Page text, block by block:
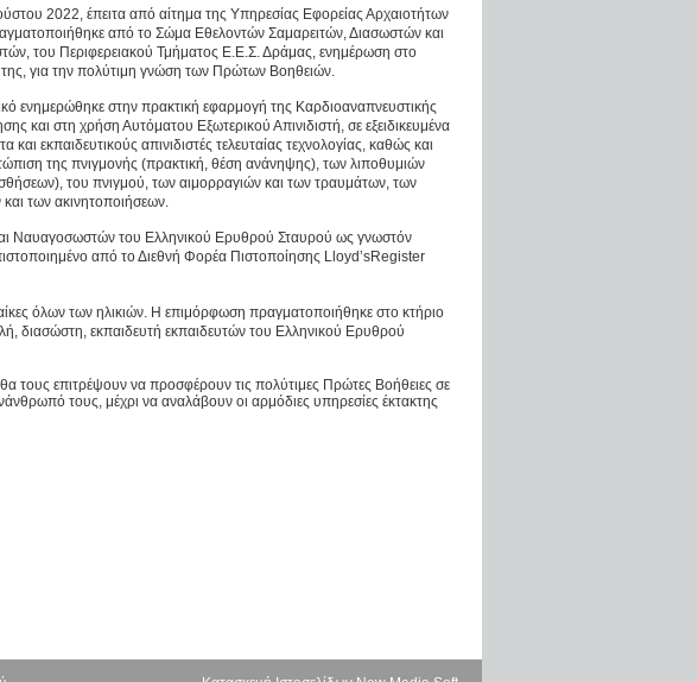
2022, έπειτα από αίτημα της Υπηρεσίας Εφορείας Αρχαιοτήτων
από το Σώμα Εθελοντών Σαμαρειτών, Διασωστών και
του Περιφερειακού Τμήματος Ε.Ε.Σ. Δράμας, ενημέρωση στο
για την πολύτιμη γνώση των Πρώτων Βοηθειών.
ενημερώθηκε στην πρακτική εφαρμογή της Καρδιοαναπνευστικής
και στη χρήση Αυτόματου Εξωτερικού Απινιδιστή, σε εξειδικευμένα
και εκπαιδευτικούς απινιδιστές τελευταίας τεχνολογίας, καθώς και
της πνιγμονής (πρακτική, θέση ανάνηψης), των λιποθυμιών
του πνιγμού, των αιμορραγιών και των τραυμάτων, των
των ακινητοποιήσεων.
Ναυαγοσωστών του Ελληνικού Ερυθρού Σταυρού ως γνωστόν
από το Διεθνή Φορέα Πιστοποίησης Lloyd’sRegister
όλων των ηλικιών. Η επιμόρφωση πραγματοποιήθηκε στο κτήριο
διασώστη, εκπαιδευτή εκπαιδευτών του Ελληνικού Ερυθρού
τους επιτρέψουν να προσφέρουν τις πολύτιμες Πρώτες Βοήθειες σε
τους, μέχρι να αναλάβουν οι αρμόδιες υπηρεσίες έκτακτης